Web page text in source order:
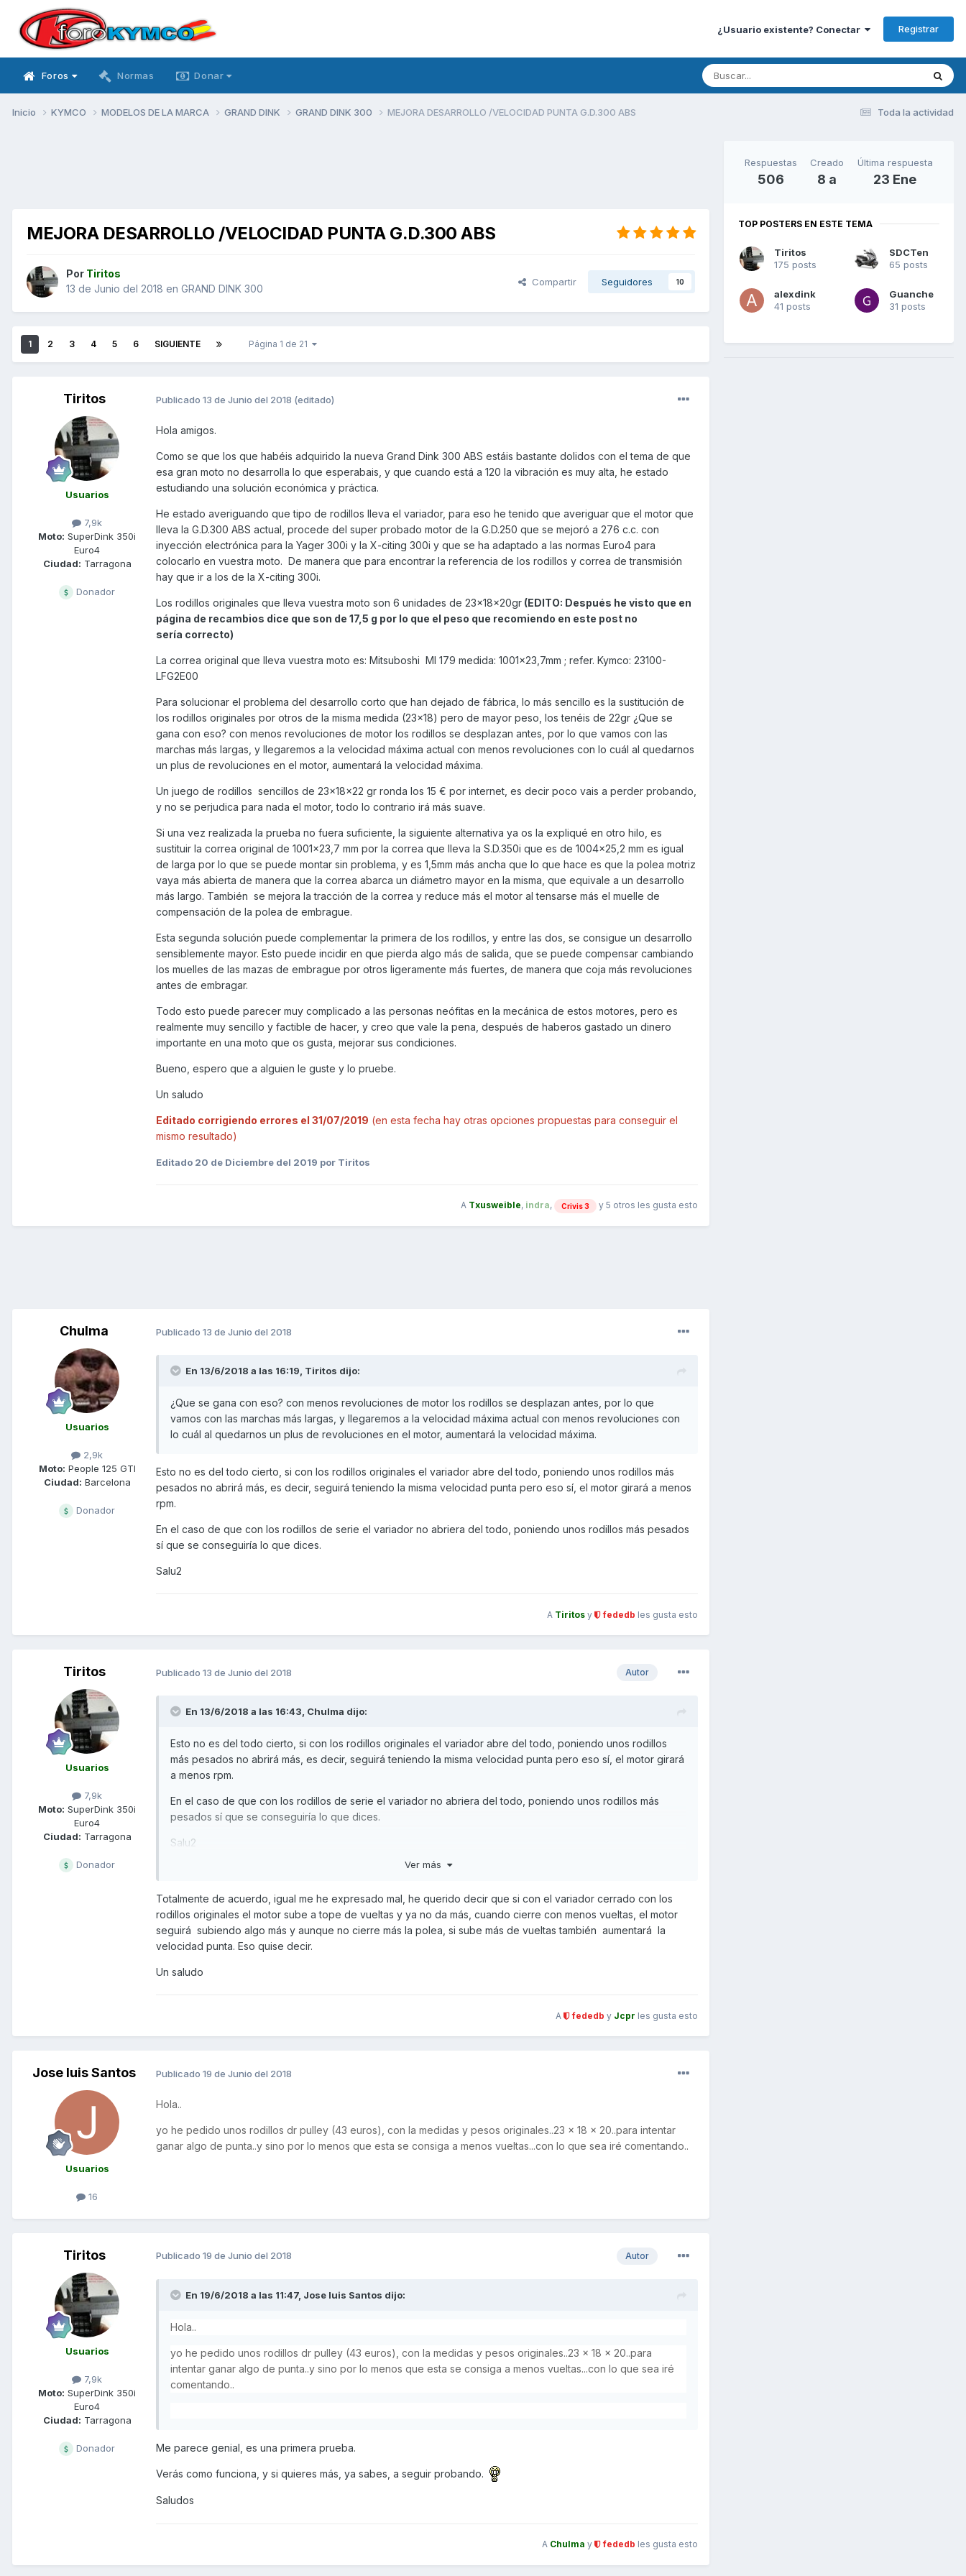
¿Usuario existente? Conectar Registrar
Foros Normas Donar
Toda la actividad
Inicio KYMCO MODELOS DE LA MARCA GRAND DINK GRAND DINK 300 MEJORA DESARROLLO /VELOCIDAD PUNTA G.D.300 ABS
MEJORA DESARROLLO /VELOCIDAD PUNTA G.D.300 ABS
Por Tiritos
13 de Junio del 2018 en GRAND DINK 300
Compartir Seguidores 10
1 2 3 4 5 6 SIGUIENTE Página 1 de 21
Tiritos
Usuarios
7,9k
Moto: SuperDink 350i
Euro4
Ciudad: Tarragona
Donador
Publicado 13 de Junio del 2018 (editado)
Hola amigos.
Como se que los que habéis adquirido la nueva Grand Dink 300 ABS estáis bastante dolidos con el tema de que
esa gran moto no desarrolla lo que esperabais, y que cuando está a 120 la vibración es muy alta, he estado
estudiando una solución económica y práctica.
He estado averiguando que tipo de rodillos lleva el variador, para eso he tenido que averiguar que el motor que
lleva la G.D.300 ABS actual, procede del super probado motor de la G.D.250 que se mejoró a 276 c.c. con
inyección electrónica para la Yager 300i y la X-citing 300i y que se ha adaptado a las normas Euro4 para
colocarlo en vuestra moto. De manera que para encontrar la referencia de los rodillos y correa de transmisión
hay que ir a los de la X-citing 300i.
Los rodillos originales que lleva vuestra moto son 6 unidades de 23x18x20gr (EDITO: Después he visto que en
página de recambios dice que son de 17,5 g por lo que el peso que recomiendo en este post no
sería correcto)
La correa original que lleva vuestra moto es: Mitsuboshi MI 179 medida: 1001x23,7mm ; refer. Kymco: 23100-
LFG2E00
Para solucionar el problema del desarrollo corto que han dejado de fábrica, lo más sencillo es la sustitución de
los rodillos originales por otros de la misma medida (23x18) pero de mayor peso, los tenéis de 22gr ¿Que se
gana con eso? con menos revoluciones de motor los rodillos se desplazan antes, por lo que vamos con las
marchas más largas, y llegaremos a la velocidad máxima actual con menos revoluciones con lo cuál al quedarnos
un plus de revoluciones en el motor, aumentará la velocidad máxima.
Un juego de rodillos sencillos de 23x18x22 gr ronda los 15 € por internet, es decir poco vais a perder probando,
y no se perjudica para nada el motor, todo lo contrario irá más suave.
Si una vez realizada la prueba no fuera suficiente, la siguiente alternativa ya os la expliqué en otro hilo, es
sustituir la correa original de 1001x23,7 mm por la correa que lleva la S.D.350i que es de 1004x25,2 mm es igual
de larga por lo que se puede montar sin problema, y es 1,5mm más ancha que lo que hace es que la polea motriz
vaya más abierta de manera que la correa abarca un diámetro mayor en la misma, que equivale a un desarrollo
más largo. También se mejora la tracción de la correa y reduce más el motor al tensarse más el muelle de
compensación de la polea de embrague.
Esta segunda solución puede complementar la primera de los rodillos, y entre las dos, se consigue un desarrollo
sensiblemente mayor. Esto puede incidir en que pierda algo más de salida, que se puede compensar cambiando
los muelles de las mazas de embrague por otros ligeramente más fuertes, de manera que coja más revoluciones
antes de embragar.
Todo esto puede parecer muy complicado a las personas neófitas en la mecánica de estos motores, pero es
realmente muy sencillo y factible de hacer, y creo que vale la pena, después de haberos gastado un dinero
importante en una moto que os gusta, mejorar sus condiciones.
Bueno, espero que a alguien le guste y lo pruebe.
Un saludo
Editado corrigiendo errores el 31/07/2019 (en esta fecha hay otras opciones propuestas para conseguir el
mismo resultado)
Editado 20 de Diciembre del 2019 por Tiritos
A Txusweible, indra, Crivis 3 y 5 otros les gusta esto
Chulma
Usuarios
2,9k
Moto: People 125 GTI
Ciudad: Barcelona
Donador
Publicado 13 de Junio del 2018
En 13/6/2018 a las 16:19, Tiritos dijo:
¿Que se gana con eso? con menos revoluciones de motor los rodillos se desplazan antes, por lo que
vamos con las marchas más largas, y llegaremos a la velocidad máxima actual con menos revoluciones con
lo cuál al quedarnos un plus de revoluciones en el motor, aumentará la velocidad máxima.
Esto no es del todo cierto, si con los rodillos originales el variador abre del todo, poniendo unos rodillos más
pesados no abrirá más, es decir, seguirá teniendo la misma velocidad punta pero eso sí, el motor girará a menos
rpm.
En el caso de que con los rodillos de serie el variador no abriera del todo, poniendo unos rodillos más pesados
sí que se conseguiría lo que dices.
Salu2
A Tiritos y fededb les gusta esto
Tiritos
Usuarios
7,9k
Moto: SuperDink 350i
Euro4
Ciudad: Tarragona
Donador
Autor
Publicado 13 de Junio del 2018
En 13/6/2018 a las 16:43, Chulma dijo:
Esto no es del todo cierto, si con los rodillos originales el variador abre del todo, poniendo unos rodillos
más pesados no abrirá más, es decir, seguirá teniendo la misma velocidad punta pero eso sí, el motor girará
a menos rpm.
En el caso de que con los rodillos de serie el variador no abriera del todo, poniendo unos rodillos más
pesados sí que se conseguiría lo que dices.
Salu2
Ver más
Totalmente de acuerdo, igual me he expresado mal, he querido decir que si con el variador cerrado con los
rodillos originales el motor sube a tope de vueltas y ya no da más, cuando cierre con menos vueltas, el motor
seguirá subiendo algo más y aunque no cierre más la polea, si sube más de vueltas también aumentará la
velocidad punta. Eso quise decir.
Un saludo
A fededb y Jcpr les gusta esto
Jose luis Santos
Usuarios
16
Publicado 19 de Junio del 2018
Hola..
yo he pedido unos rodillos dr pulley (43 euros), con la medidas y pesos originales..23 x 18 x 20..para intentar
ganar algo de punta..y sino por lo menos que esta se consiga a menos vueltas...con lo que sea iré comentando..
Tiritos
Usuarios
7,9k
Moto: SuperDink 350i
Euro4
Ciudad: Tarragona
Donador
Autor
Publicado 19 de Junio del 2018
En 19/6/2018 a las 11:47, Jose luis Santos dijo:
Hola..
yo he pedido unos rodillos dr pulley (43 euros), con la medidas y pesos originales..23 x 18 x 20..para
intentar ganar algo de punta..y sino por lo menos que esta se consiga a menos vueltas...con lo que sea iré
comentando..
Me parece genial, es una primera prueba.
Verás como funciona, y si quieres más, ya sabes, a seguir probando.
Saludos
A Chulma y fededb les gusta esto
Respuestas
506
Creado
8 a
Última respuesta
23 Ene
TOP POSTERS EN ESTE TEMA
Tiritos
175 posts
SDCTen
65 posts
alexdink
41 posts
Guanche
31 posts